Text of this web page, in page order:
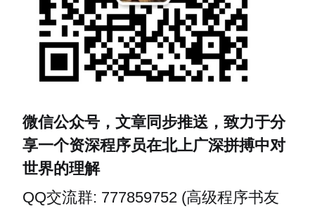
微信公众号，文章同步推送，致力于分
享一个资深程序员在北上广深拼搏中对
世界的理解
QQ交流群: 777859752 (高级程序书友